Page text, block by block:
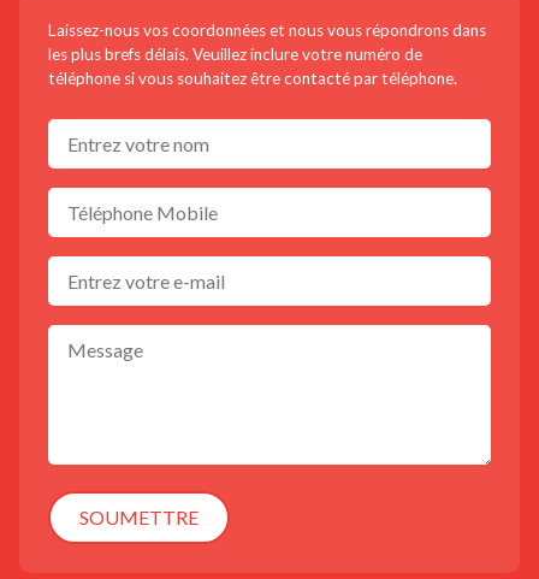
Laissez-nous vos coordonnées et nous vous répondrons dans
les plus brefs délais. Veuillez inclure votre numéro de
téléphone si vous souhaitez être contacté par téléphone.
SOUMETTRE